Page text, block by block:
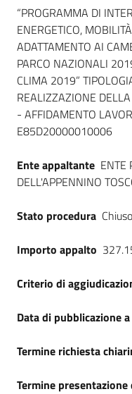
English
site
Seguici
Dati del bando
“PROGRAMMA DI
ENERGETICO,
ADATTAMENTO AI
PARCO NAZIONALI
CLIMA 2019”
REALIZZAZIONE
- AFFIDAMENTO
E85D20000010006
Ente appaltante ENTE
DELL'APPENNINO
Stato procedura Chiuso
Importo appalto
Criterio di
Data di pubblicazione
Termine richiesta
Termine